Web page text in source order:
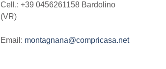
Cell.: +39 0456261158 Bardolino
(VR)
Email: montagnana@compricasa.net